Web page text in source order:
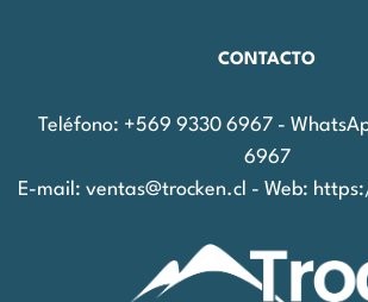
CONTACTO
Teléfono: +569 9330 6967 -
6967
E-mail: ventas@trocken.cl - Web: